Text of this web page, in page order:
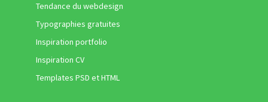
Tendance du webdesign
Typographies gratuites
Inspiration portfolio
Inspiration CV
Templates PSD et HTML